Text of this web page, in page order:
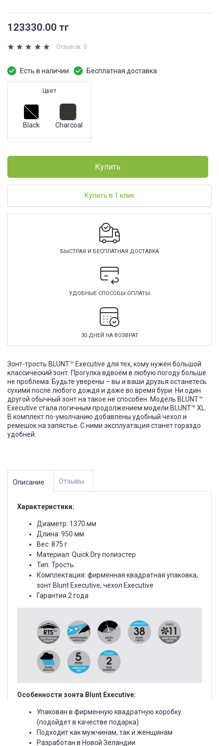
123330.00 тг
Отзывов: 0
Есть в наличии Бесплатная доставка
Цвет
Black Charcoal
Купить
Купить в 1 клик
БЫСТРАЯ И БЕСПЛАТНАЯ ДОСТАВКА
УДОБНЫЕ СПОСОБЫ ОПЛАТЫ
30 ДНЕЙ НА ВОЗВРАТ
Зонт-трость BLUNT™ Executive для тех, кому нужен большой
классический зонт. Прогулка вдвоём в любую погоду больше
не проблема. Будьте уверены – вы и ваши друзья останетесь
сухими после любого дождя и даже во время бури. Ни один
другой обычный зонт на такое не способен. Модель BLUNT™
Executive стала логичным продолжением модели BLUNT™ XL.
В комплект по-умолчанию добавлены удобный чехол и
ремешок на запястье. С ними эксплуатация станет гораздо
удобней.
Описание Отзывы
Характеристики:
Диаметр: 1370 мм
Длина: 950 мм
Вес: 875 г
Материал: Quick Dry полиэстер
Тип: Трость
Комплектация: фирменная квадратная упаковка,
зонт Blunt Executive, чехол Executive
Гарантия 2 года
Особенности зонта Blunt Executive:
Упакован в фирменную квадратную коробку
(подойдет в качестве подарка)
Подходит как мужчинам, так и женщинам
Разработан в Новой Зеландии